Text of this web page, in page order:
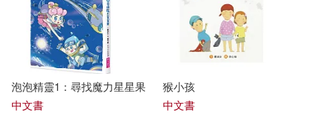
泡泡精靈1：尋找魔力星星果
中文書
猴小孩
中文書